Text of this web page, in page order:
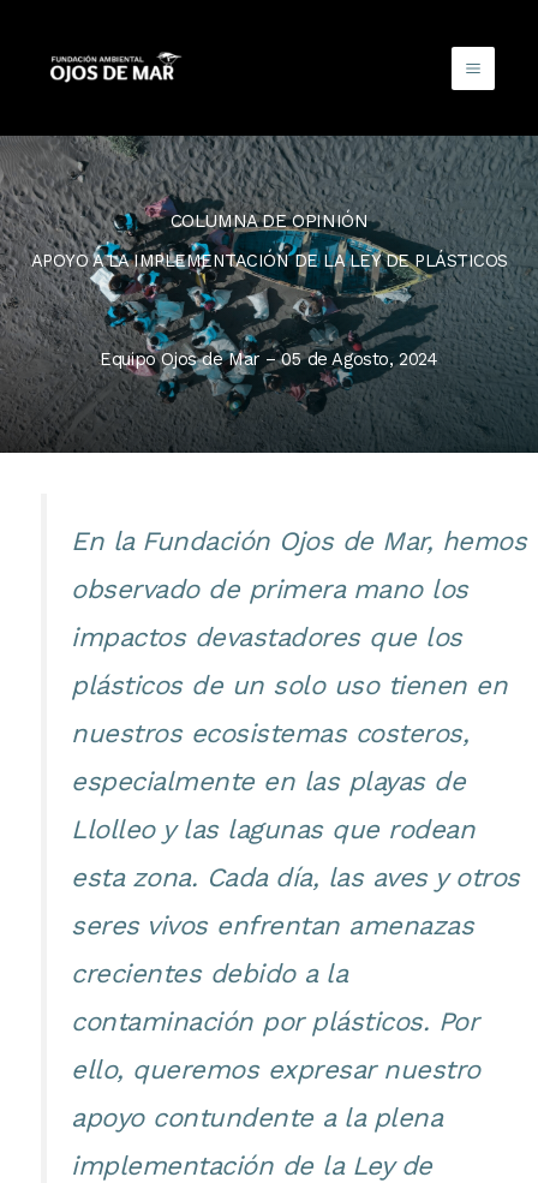
COLUMNA DE OPINIÓN
APOYO A LA IMPLEMENTACIÓN DE LA LEY DE PLÁSTICOS
Equipo Ojos de Mar – 05 de Agosto, 2024
En la Fundación Ojos de Mar, hemos
observado de primera mano los
impactos devastadores que los
plásticos de un solo uso tienen en
nuestros ecosistemas costeros,
especialmente en las playas de
Llolleo y las lagunas que rodean
esta zona. Cada día, las aves y otros
seres vivos enfrentan amenazas
crecientes debido a la
contaminación por plásticos. Por
ello, queremos expresar nuestro
apoyo contundente a la plena
implementación de la Ley de